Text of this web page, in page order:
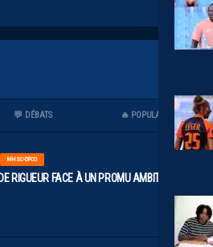
💬 DÉBATS 🔥 POPULAIRES
MHSC-DFCO
RIGUEUR FACE À UN PROMU AMBITIEUX